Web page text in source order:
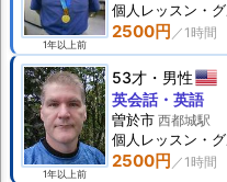
1年以上前
2500円
個人 レッスン ・
1年以上前
53才 男性
2500円
英会話・英語
曽於市 西都城駅
個人 レッスン ・